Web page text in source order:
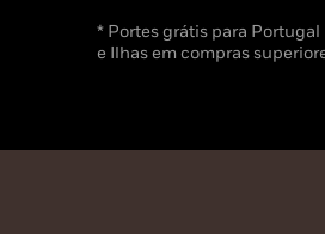
* Portes grátis para
e Ilhas em compras